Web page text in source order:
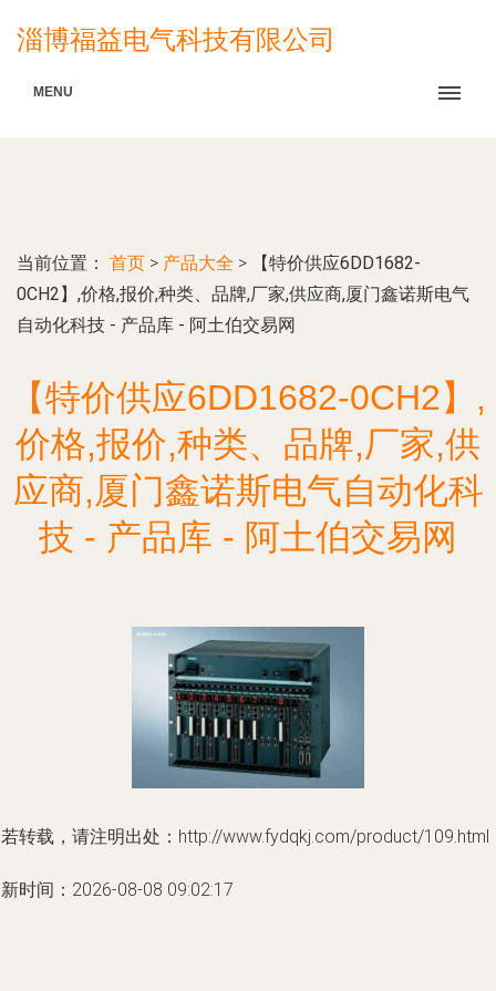
淄博福益电气科技有限公司
MENU
当前位置： 首页 > 产品大全 >
【特价供应6DD1682-
0CH2】,价格,报价,种类、品牌,厂家,供应商,厦门鑫诺斯电气
自动化科技 - 产品库 - 阿土伯交易网
【特价供应6DD1682-0CH2】,
价格,报价,种类、品牌,厂家,供
应商,厦门鑫诺斯电气自动化科
技 - 产品库 - 阿土伯交易网
转载，请注明出处：http://www.fydqkj.com/product/109.html
时间：2026-08-08 09:02:17